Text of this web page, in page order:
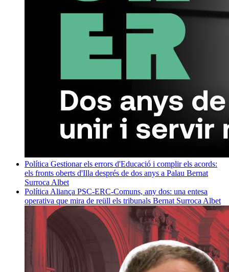
Política Gestionar els errors d'Educació i complir els acords:
els fronts oberts d'Illa després de dos anys a Palau Bernat
Surroca Albet
Política Aliança PSC-ERC-Comuns, any dos: una entesa
operativa que mira de reüll els tribunals Bernat Surroca Albet